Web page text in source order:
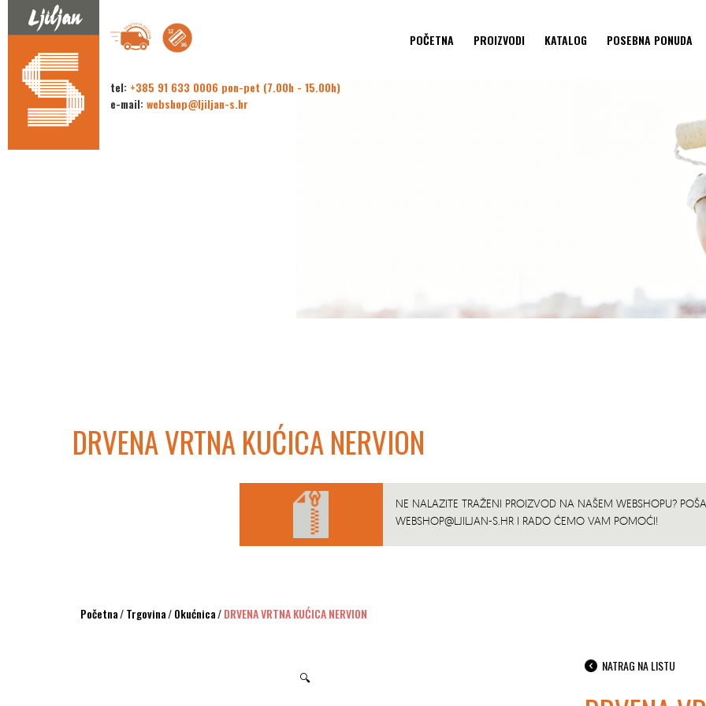
tel: +385 91 633 0006 pon-pet (7.00h - 15.00h)
e-mail: webshop@ljiljan-s.hr
POČETNA PROIZVODI KATALOG POSEBNA PONUDA
DRVENA VRTNA KUĆICA NERVION
NE NALAZITE TRAŽENI PROIZVOD NA NAŠEM WEBSHOPU?
WEBSHOP@LJILJAN-S.HRI RADO ĆEMO VAM POMOĆI!
Početna/Trgovina/Okućnica/DRVENA VRTNA KUĆICA NERVION
🔍
NATRAG NA LISTU